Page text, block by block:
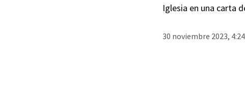
Iglesia en una carta
30 noviembre 2023,